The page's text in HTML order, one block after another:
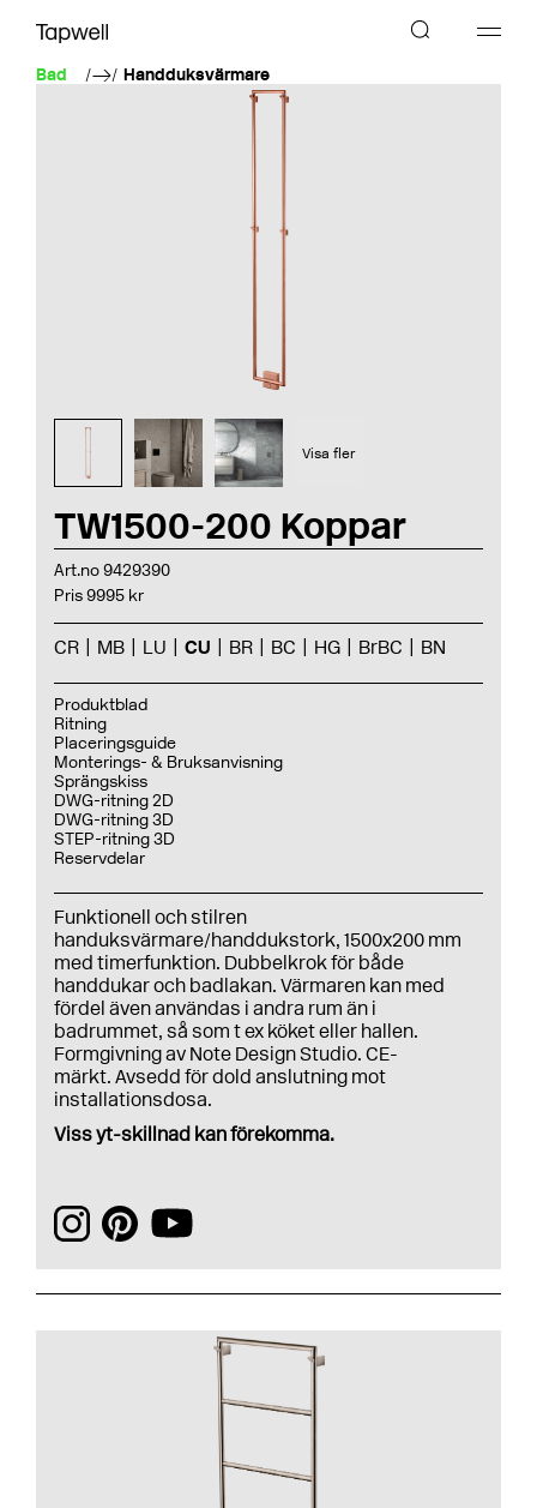
Bad Handduksvärmare
TW1500-200 Koppar
Art.no 9429390
Pris 9995 kr
CR MB LU CU BR BC HG BrBC BN
Produktblad
Ritning
Placeringsguide
Monterings- & Bruksanvisning
Sprängskiss
DWG-ritning 2D
DWG-ritning 3D
STEP-ritning 3D
Reservdelar
Funktionell och stilren
handuksvärmare/handdukstork, 1500x200 mm
med timerfunktion. Dubbelkrok för både
handdukar och badlakan. Värmaren kan med
fördel även användas i andra rum än i
badrummet, så som t ex köket eller hallen.
Formgivning av Note Design Studio. CE-
märkt. Avsedd för dold anslutning mot
installationsdosa.
Viss yt-skillnad kan förekomma.
Visa fler